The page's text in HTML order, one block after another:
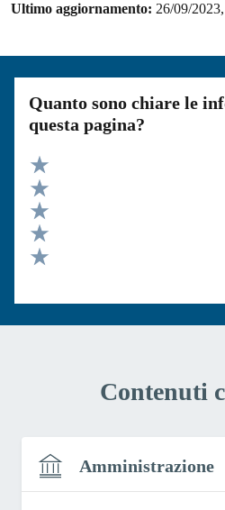
Ultimo aggiornamento: 26/09/
Quanto sono chiare le
questa pagina?
Valuta 5 stelle su 5
Valuta 4 stelle su 5
Valuta 3 stelle su 5
Valuta 2 stelle su 5
Contenuti
Amministrazione